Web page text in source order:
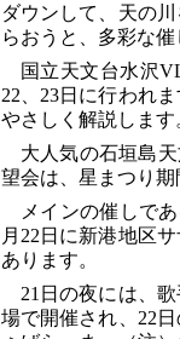
ダウンして、天の
らおうと、多彩な催
国立天文台水沢
22、23日に行われ
やさしく解説します
大人気の石垣島
望会は、星まつり期
メインの催しで
月22日に新港地区
あります。
21日の夜には、
場で開催され、22